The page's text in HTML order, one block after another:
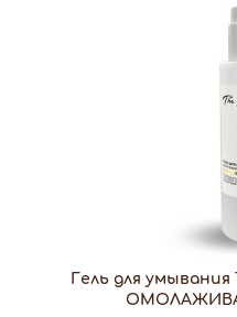
Гель для умывания